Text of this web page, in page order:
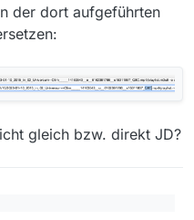
der dort aufgeführten
gleich bzw. direkt JD?